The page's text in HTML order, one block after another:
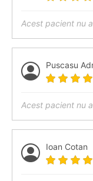
Acest pacient nu
Puscasu
Acest pacient nu
Ioan Cotan